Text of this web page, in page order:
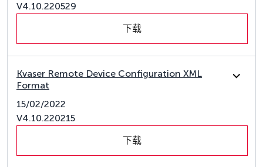
V4.10.220529
下载
Kvaser Remote Device Configuration XML
Format
15/02/2022
V4.10.220215
下载